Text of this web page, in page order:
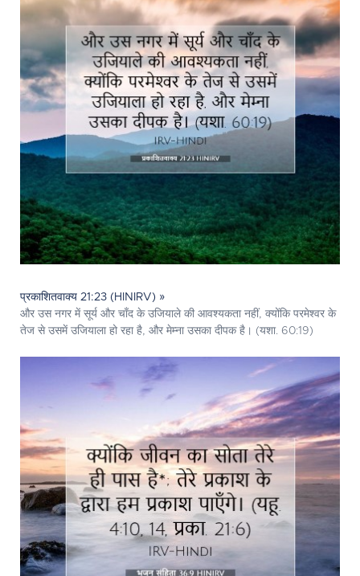
प्रकाशितवाक्य 21:23 (HINIRV) »
और उस नगर में सूर्य और चाँद के उजियाले की आवश्यकता नहीं, क्योंकि परमेश्‍वर के
तेज से उसमें उजियाला हो रहा है, और मेम्‍ना उसका दीपक है। (यशा. 60:19)